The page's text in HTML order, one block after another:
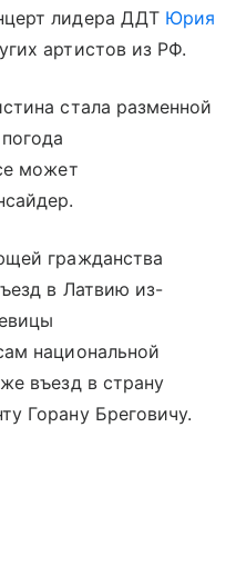
лидера ДДТ Юрия
артистов из РФ.
стала разменной
может
гражданства
в Латвию из-
национальной
въезд в страну
Горану Бреговичу.